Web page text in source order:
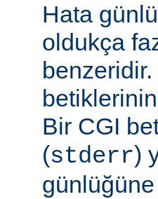
Hata
oldukça
betiklerinin
Bir CGI
(stderr)
günlüğüne